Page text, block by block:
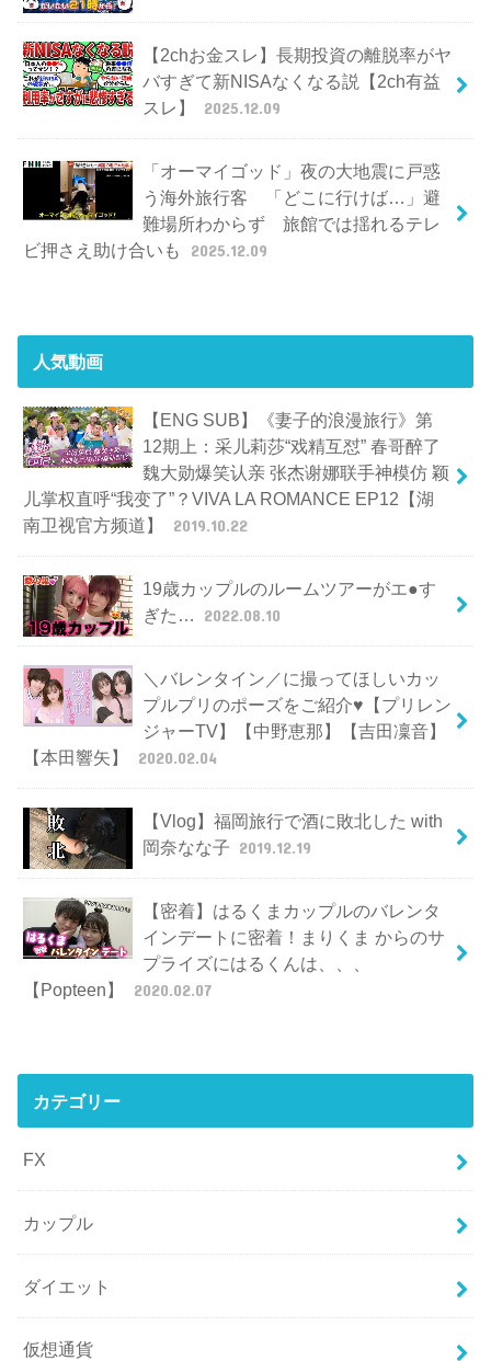
【2chお金スレ】長期投資の離脱率がヤ
バすぎて新NISAなくなる説【2ch有益
スレ】
2025.12.09
「オーマイゴッド」夜の大地震に戸惑
う海外旅行客 「どこに行けば…」避
難場所わからず 旅館では揺れるテレ
ビ押さえ助け合いも
2025.12.09
人気動画
【ENG SUB】《妻子的浪漫旅行》第
12期上：采儿莉莎“戏精互怼” 春哥醉了
魏大勋爆笑认亲 张杰谢娜联手神模仿 颖
儿掌权直呼“我变了”？VIVA LA ROMANCE EP12【湖
南卫视官方频道】
2019.10.22
19歳カップルのルームツアーがエ●す
ぎた…
2022.08.10
＼バレンタイン／に撮ってほしいカッ
プルプリのポーズをご紹介♥【プリレン
ジャーTV】【中野恵那】【吉田凜音】
【本田響矢】
2020.02.04
【Vlog】福岡旅行で酒に敗北した with
岡奈なな子 2019.12.19
【密着】はるくまカップルのバレンタ
インデートに密着！まりくま からのサ
プライズにはるくんは、、、
【Popteen】
2020.02.07
カテゴリー
FX
カップル
ダイエット
仮想通貨